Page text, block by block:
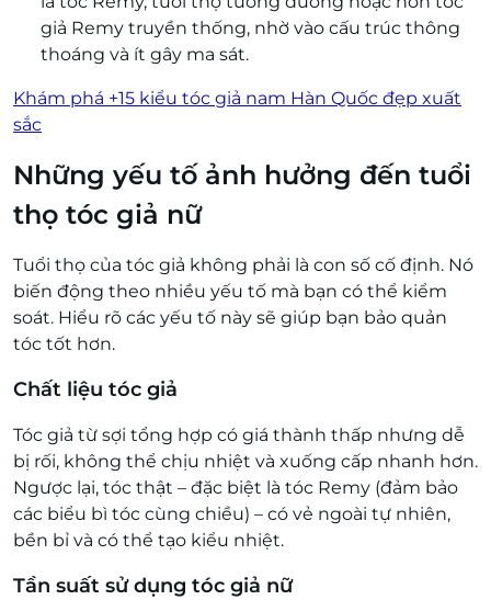
giả Remy truyền thống, nhờ vào cấu trúc thông
thoáng và ít gây ma sát.
Khám phá +15 kiểu tóc giả nam Hàn Quốc đẹp xuất
sắc
Những yếu tố ảnh hưởng đến tuổi
thọ tóc giả nữ
Tuổi thọ của tóc giả không phải là con số cố định. Nó
biến động theo nhiều yếu tố mà bạn có thể kiểm
soát. Hiểu rõ các yếu tố này sẽ giúp bạn bảo quản
tóc tốt hơn.
Chất liệu tóc giả
Tóc giả từ sợi tổng hợp có giá thành thấp nhưng dễ
bị rối, không thể chịu nhiệt và xuống cấp nhanh hơn.
Ngược lại, tóc thật – đặc biệt là tóc Remy (đảm bảo
các biểu bì tóc cùng chiều) – có vẻ ngoài tự nhiên,
bền bỉ và có thể tạo kiểu nhiệt.
Tần suất sử dụng tóc giả nữ